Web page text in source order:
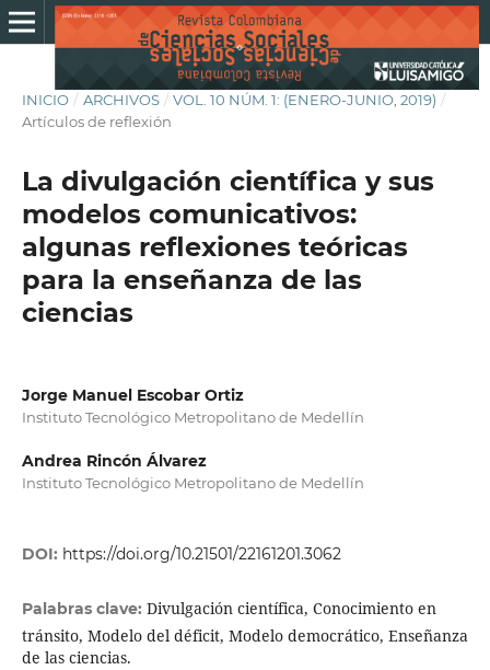
INICIO / ARCHIVOS / VOL. 10 NÚM. 1: (ENERO-JUNIO, 2019) /
Artículos de reflexión
La divulgación científica y sus
modelos comunicativos:
algunas reflexiones teóricas
para la enseñanza de las
ciencias
Jorge Manuel Escobar Ortiz
Instituto Tecnológico Metropolitano de Medellín
Andrea Rincón Álvarez
Instituto Tecnológico Metropolitano de Medellín
DOI: https://doi.org/10.21501/22161201.3062
Palabras clave: Divulgación científica, Conocimiento en
tránsito, Modelo del déficit, Modelo democrático, Enseñanza
de las ciencias.